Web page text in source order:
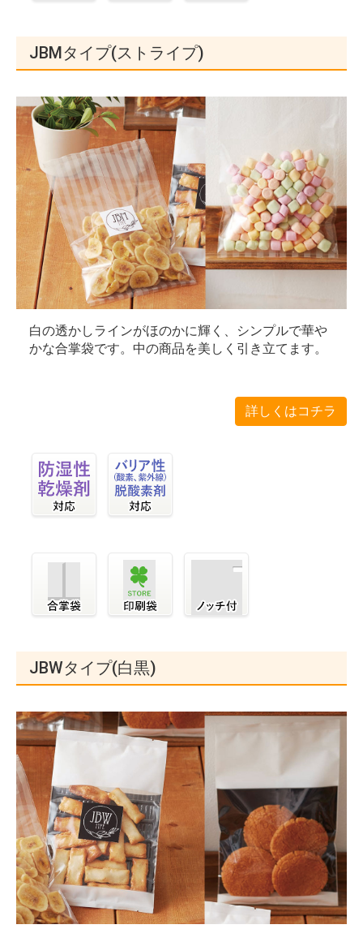
JBMタイプ(ストライプ)
白の透かしラインがほのかに輝く、シンプルで華や
かな合掌袋です。中の商品を美しく引き立てます。
詳しくはコチラ
JBWタイプ(白黒)